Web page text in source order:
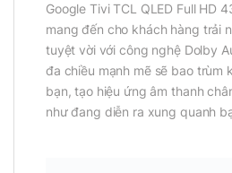
Google Tivi TCL QLED Full HD
mang đến cho khách hàng trải
tuyệt vời với công nghệ Dolby
đa chiều mạnh mẽ sẽ bao trùm
bạn, tạo hiệu ứng âm thanh
như đang diễn ra xung quanh